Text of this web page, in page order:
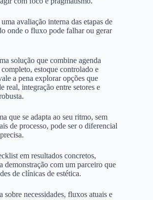
avaliação interna das etapas de
onde o fluxo pode falhar ou gerar
solução que combine agenda
estoque controlado e
a pena explorar opções que
real, integração entre setores e
que se adapta ao seu ritmo, sem
de processo, pode ser o diferencial
em resultados concretos,
demonstração com um parceiro que
de clínicas de estética.
sobre necessidades, fluxos atuais e